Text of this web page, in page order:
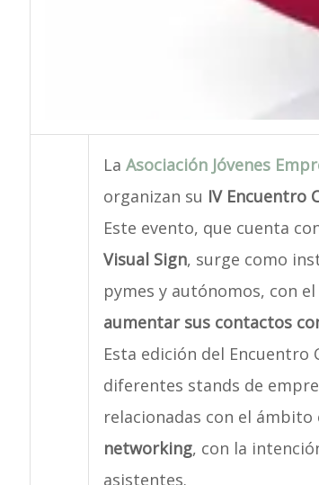
La Asociación Jóvenes
organizan su IV Encuentro
Este evento, que cuenta
Visual Sign, surge como
pymes y autónomos, con
aumentar sus contactos
Esta edición del
diferentes stands de
relacionadas con el
networking, con la
asistentes.